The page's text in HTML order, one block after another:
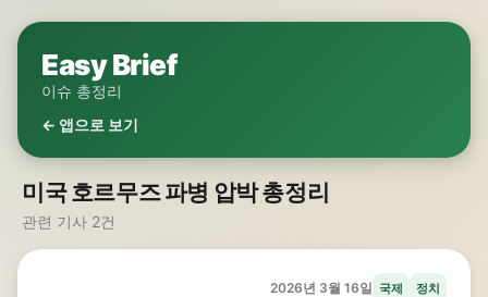
Easy Brief
이슈 총정리
← 앱으로 보기
미국 호르무즈 파병 압박 총정리
관련 기사 2건
2026년 3월 16일 국제 정치